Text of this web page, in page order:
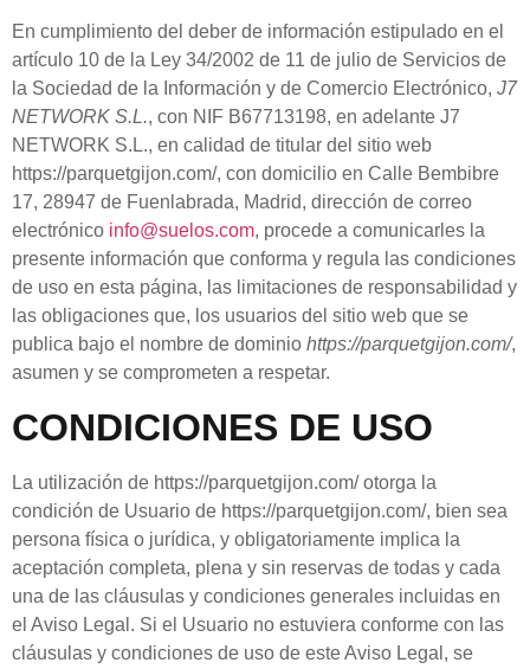
En cumplimiento del deber de información estipulado en el
artículo 10 de la Ley 34/2002 de 11 de julio de Servicios de
la Sociedad de la Información y de Comercio Electrónico, J7
NETWORK S.L., con NIF B67713198, en adelante J7
NETWORK S.L., en calidad de titular del sitio web
https://parquetgijon.com/, con domicilio en Calle Bembibre
17, 28947 de Fuenlabrada, Madrid, dirección de correo
electrónico info@suelos.com, procede a comunicarles la
presente información que conforma y regula las condiciones
de uso en esta página, las limitaciones de responsabilidad y
las obligaciones que, los usuarios del sitio web que se
publica bajo el nombre de dominio https://parquetgijon.com/,
asumen y se comprometen a respetar.
CONDICIONES DE USO
La utilización de https://parquetgijon.com/otorga la
condición de Usuario de https://parquetgijon.com/, bien sea
persona física o jurídica, y obligatoriamente implica la
aceptación completa, plena y sin reservas de todas y cada
una de las cláusulas y condiciones generales incluidas en
el Aviso Legal. Si el Usuario no estuviera conforme con las
cláusulas y condiciones de uso de este Aviso Legal, se